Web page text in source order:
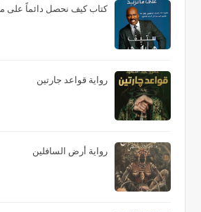
كتاب كيف نحصل دائماً على
رواية قواعد جارتين
رواية أرض السافلين